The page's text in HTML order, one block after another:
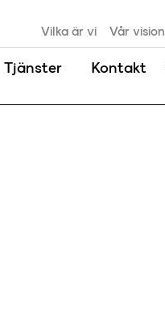
Vilka är vi Vår vision
Tjänster Kontakt